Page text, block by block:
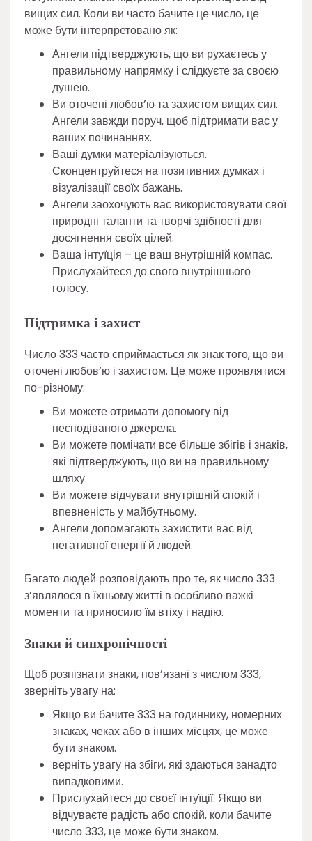
вищих сил. Коли ви часто бачите це число, це
може бути інтерпретовано як:
Ангели підтверджують, що ви рухаєтесь у
правильному напрямку і слідкуєте за своєю
душею.
Ви оточені любов’ю та захистом вищих сил.
Ангели завжди поруч, щоб підтримати вас у
ваших починаннях.
Ваші думки матеріалізуються.
Сконцентруйтеся на позитивних думках і
візуалізації своїх бажань.
Ангели заохочують вас використовувати свої
природні таланти та творчі здібності для
досягнення своїх цілей.
Ваша інтуїція – це ваш внутрішній компас.
Прислухайтеся до свого внутрішнього
голосу.
Підтримка і захист
Число 333 часто сприймається як знак того, що ви
оточені любов’ю і захистом. Це може проявлятися
по-різному:
Ви можете отримати допомогу від
несподіваного джерела.
Ви можете помічати все більше збігів і знаків,
які підтверджують, що ви на правильному
шляху.
Ви можете відчувати внутрішній спокій і
впевненість у майбутньому.
Ангели допомагають захистити вас від
негативної енергії й людей.
Багато людей розповідають про те, як число 333
з’являлося в їхньому житті в особливо важкі
моменти та приносило їм втіху і надію.
Знаки й синхронічності
Щоб розпізнати знаки, пов’язані з числом 333,
зверніть увагу на:
Якщо ви бачите 333 на годиннику, номерних
знаках, чеках або в інших місцях, це може
бути знаком.
верніть увагу на збіги, які здаються занадто
випадковими.
Прислухайтеся до своєї інтуїції. Якщо ви
відчуваєте радість або спокій, коли бачите
число 333, це може бути знаком.